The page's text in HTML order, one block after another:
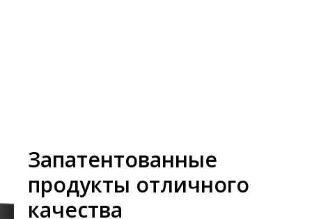
Запатентованные
продукты отличного
качества